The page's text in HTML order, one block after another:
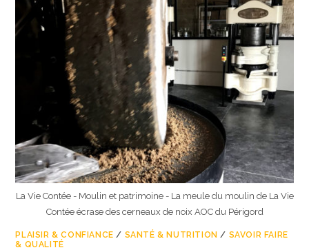
La Vie Contée - Moulin et patrimoine - La meule du moulin de La Vie
Contée écrase des cerneaux de noix AOC du Périgord
PLAISIR & CONFIANCE / SANTÉ & NUTRITION / SAVOIR FAIRE
& QUALITÉ